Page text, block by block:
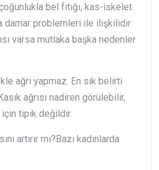
bel fıtığı, kas-iskelet
damar problemleri ile ilişkilidir.
varsa mutlaka başka nedenler
ağrı yapmaz. En sık belirti
ağrısı nadiren görülebilir,
için tipik değildir.
artırır mı?Bazı kadınlarda